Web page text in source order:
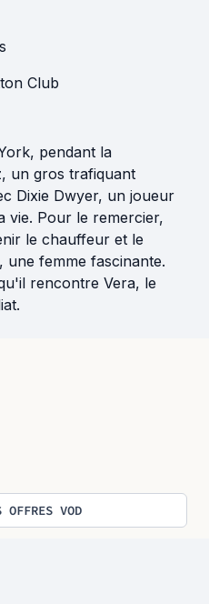
Club
pendant la
un gros trafiquant
Dixie Dwyer, un joueur
vie. Pour le remercier,
le chauffeur et le
une femme fascinante.
rencontre Vera, le
OFFRES VOD